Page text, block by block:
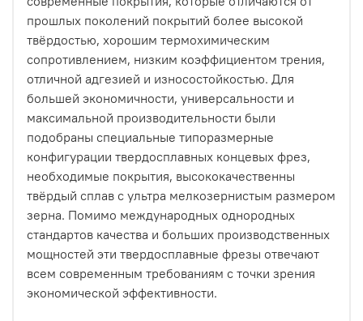
прошлых поколений покрытий более высокой
твёрдостью, хорошим термохимическим
сопротивлением, низким коэффициентом трения,
отличной адгезией и износостойкостью. Для
большей экономичности, универсальности и
максимальной производительности были
подобраны специальные типоразмерные
конфигурации твердосплавных концевых фрез,
необходимые покрытия, высококачественны
твёрдый сплав с ультра мелкозернистым размером
зерна. Помимо международных однородных
стандартов качества и больших производственных
мощностей эти твердосплавные фрезы отвечают
всем современным требованиям с точки зрения
экономической эффективности.